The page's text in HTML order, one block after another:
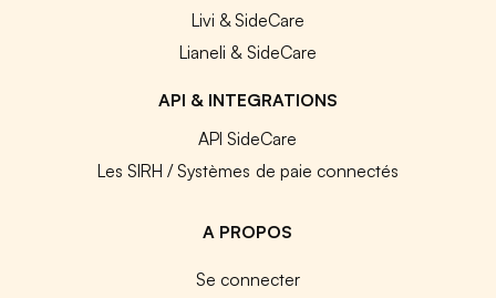
Livi & SideCare
Lianeli & SideCare
API & INTEGRATIONS
API SideCare
Les SIRH / Systèmes de paie connectés
A PROPOS
Se connecter